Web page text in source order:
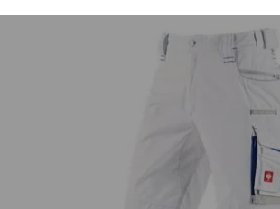
Short e.s.motion 2020